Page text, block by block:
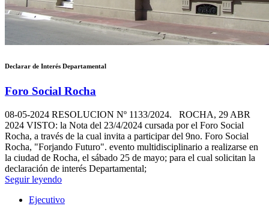
Declarar de Interés Departamental
Foro Social Rocha
08-05-2024 RESOLUCION Nº 1133/2024. ROCHA, 29 ABR
2024 VISTO: la Nota del 23/4/2024 cursada por el Foro Social
Rocha, a través de la cual invita a participar del 9no. Foro Social
Rocha, "Forjando Futuro". evento multidisciplinario a realizarse en
la ciudad de Rocha, el sábado 25 de mayo; para el cual solicitan la
declaración de interés Departamental;
Seguir leyendo
Ejecutivo